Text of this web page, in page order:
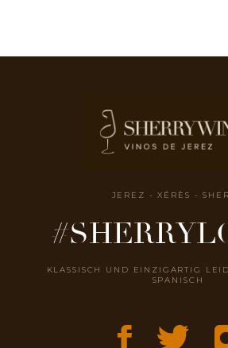
JEREZ - XÉRÈS -
KLASSISCH UND EINZIGARTIG
SPANISCH